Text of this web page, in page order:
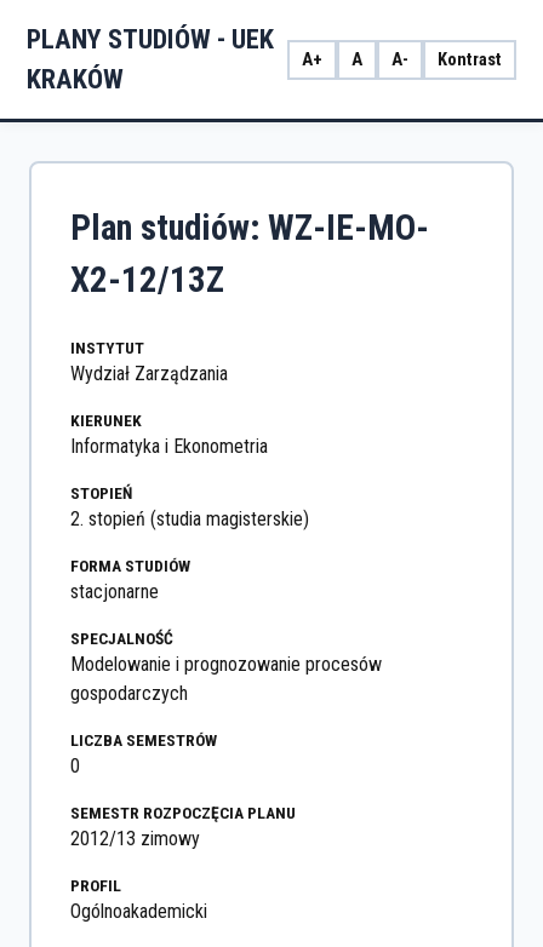
PLANY STUDIÓW - UEK
KRAKÓW
A+ A A- Kontrast
Plan studiów: WZ-IE-MO-
X2-12/13Z
INSTYTUT
Wydział Zarządzania
KIERUNEK
Informatyka i Ekonometria
STOPIEŃ
2. stopień (studia magisterskie)
FORMA STUDIÓW
stacjonarne
SPECJALNOŚĆ
Modelowanie i prognozowanie procesów
gospodarczych
LICZBA SEMESTRÓW
0
SEMESTR ROZPOCZĘCIA PLANU
2012/13 zimowy
PROFIL
Ogólnoakademicki